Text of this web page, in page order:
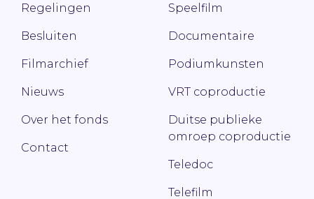
Regelingen
Besluiten
Filmarchief
Nieuws
Over het fonds
Contact
Speelfilm
Documentaire
Podiumkunsten
VRT coproductie
Duitse publieke
omroep coproductie
Teledoc
Telefilm